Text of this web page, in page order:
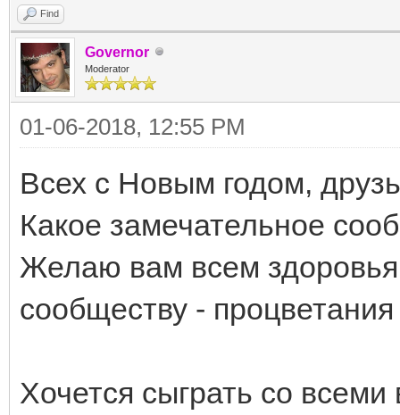
Find
Governor
Moderator
01-06-2018, 12:55 PM
Всех с Новым годом,
Какое замечательное
Желаю вам всем
сообществу -
Хочется сыграть со